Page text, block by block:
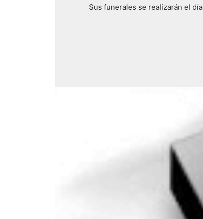
Sus funerales se realizarán el día